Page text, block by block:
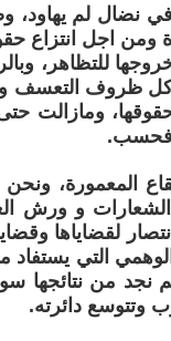
نضال لم يهاود،
اجل انتزاع
للتظاهر،
ظروف التعسف
ومازالت
فحسب.
المعمورة،
و ورش
لقضاياها
التي يستفاد
نجد من
وتتوسع دائرته.